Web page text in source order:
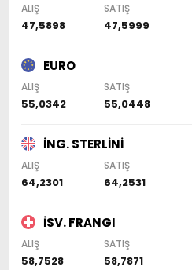
ALIŞ SATIŞ
47,5898 47,5999
EURO
ALIŞ SATIŞ
55,0342 55,0448
İNG. STERLİNİ
ALIŞ SATIŞ
64,2301 64,2531
İSV. FRANGI
ALIŞ SATIŞ
58,7528 58,7871